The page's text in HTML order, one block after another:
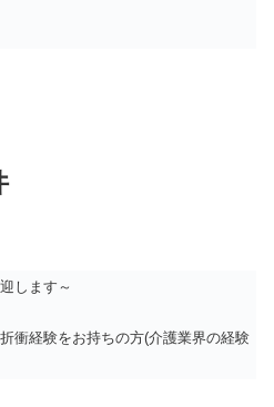
します～
衝経験をお持ちの方(介護業界の経験